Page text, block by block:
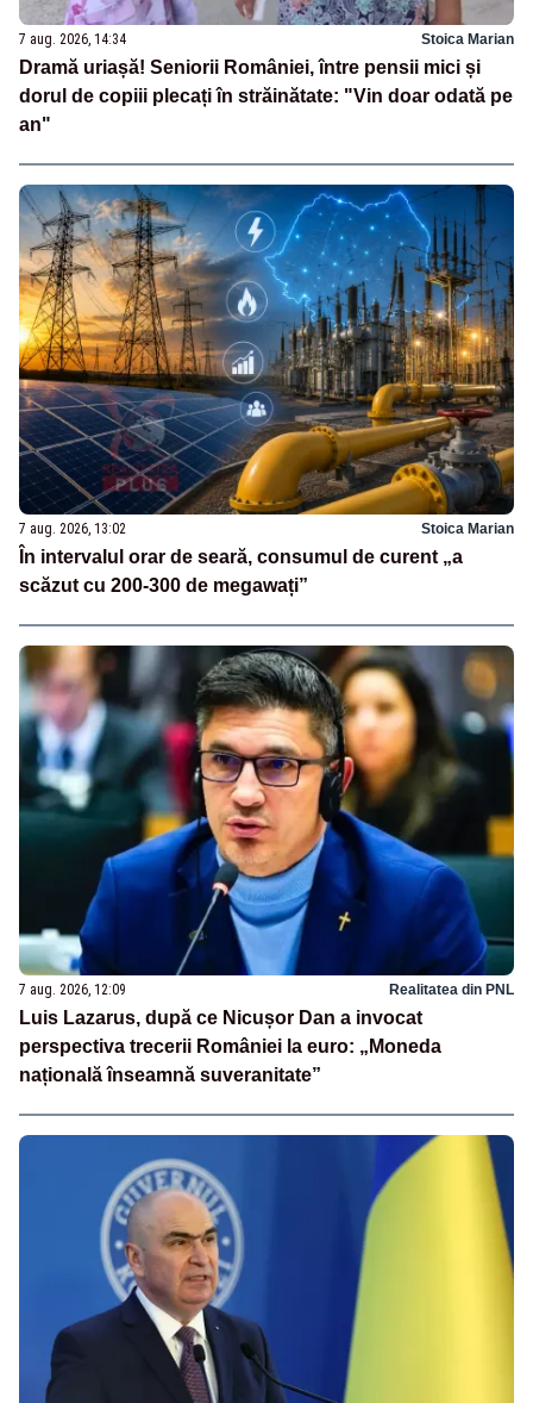
7 aug. 2026, 14:34 Stoica Marian
Dramă uriașă! Seniorii României, între pensii mici și
dorul de copiii plecați în străinătate: "Vin doar odată pe
an"
7 aug. 2026, 13:02 Stoica Marian
În intervalul orar de seară, consumul de curent „a
scăzut cu 200-300 de megawați”
7 aug. 2026, 12:09 Realitatea din PNL
Luis Lazarus, după ce Nicușor Dan a invocat
perspectiva trecerii României la euro: „Moneda
națională înseamnă suveranitate”